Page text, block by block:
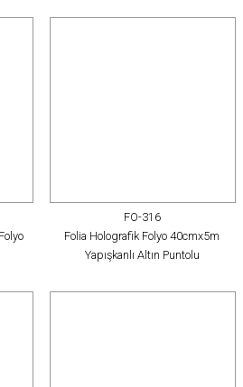
FO-316
Folia Holografik Folyo 40cmx5m
Yapışkanlı Altın Puntolu